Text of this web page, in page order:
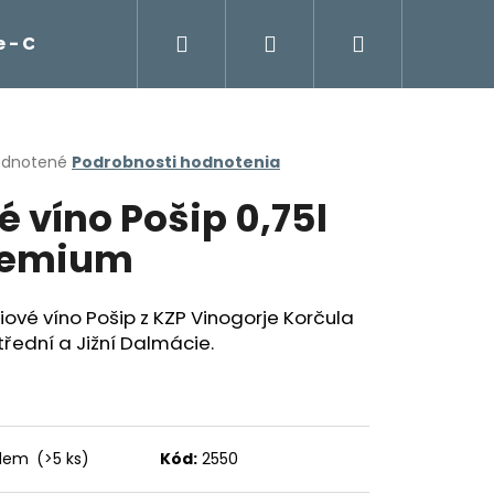
- Cockta, čaje, káva Franck Potraviny
Hľadať Prihlásenie
Podrobnosti hodnotenia
víno Pošip 0,75l
víno Pošip z KZP Vinogorje Korčula
a Jižní Dalmácie.
(>5 ks) Kód: 2550
Nasledujúce